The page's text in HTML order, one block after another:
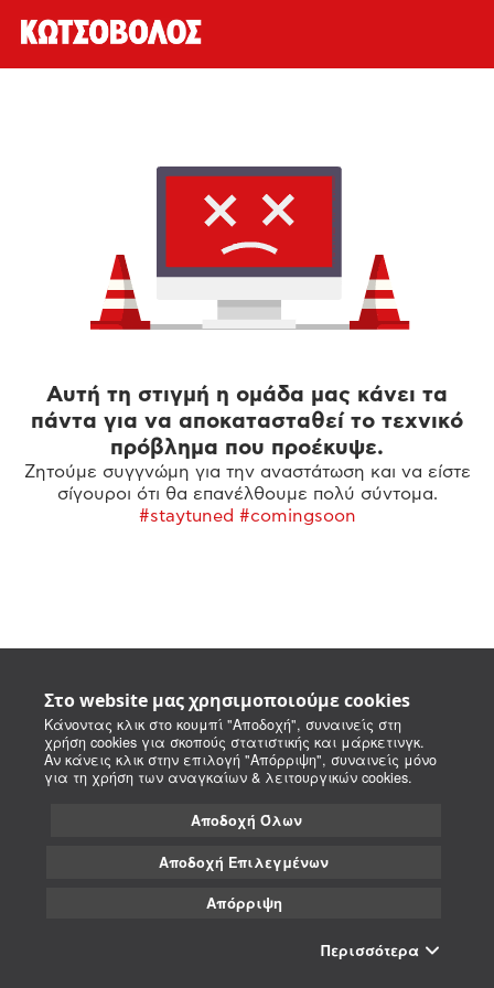
Στο website μας χρησιμοποιούμε cookies
Κάνοντας κλικ στο κουμπί "Αποδοχή", συναινείς στη
χρήση cookies για σκοπούς στατιστικής και μάρκετινγκ.
Αν κάνεις κλικ στην επιλογή "Απόρριψη", συναινείς μόνο
για τη χρήση των αναγκαίων & λειτουργικών cookies.
Αποδοχή Όλων
Αποδοχή Επιλεγμένων
Απόρριψη
Περισσότερα
Αυτή τη στιγμή η ομάδα μας κάνει τα
πάντα για να αποκατασταθεί το τεχνικό
πρόβλημα που προέκυψε.
Ζητούμε συγγνώμη για την αναστάτωση και να είστε
σίγουροι ότι θα επανέλθουμε πολύ σύντομα.
#staytuned #comingsoon